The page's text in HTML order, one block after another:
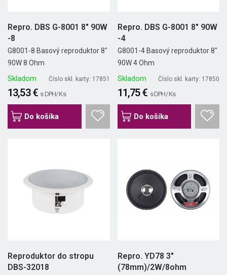
Repro. DBS G-8001 8" 90W
-8
G8001-8 Basový reproduktor 8"
90W 8 Ohm
Skladom Číslo skl. karty: 17851
13,53 € s DPH/ Ks
Do košíka
Repro. DBS G-8001 8" 90W
-4
G8001-4 Basový reproduktor 8"
90W 4 Ohm
Skladom Číslo skl. karty: 17850
11,75 € s DPH/ Ks
Do košíka
Reproduktor do stropu
DBS-32018
Repro. YD78 3"
(78mm)/2W/8ohm